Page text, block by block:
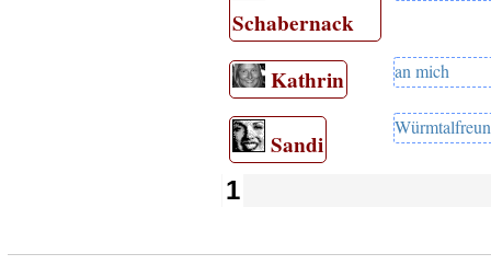
Schabernack
Kathrin an mich
Sandi
1